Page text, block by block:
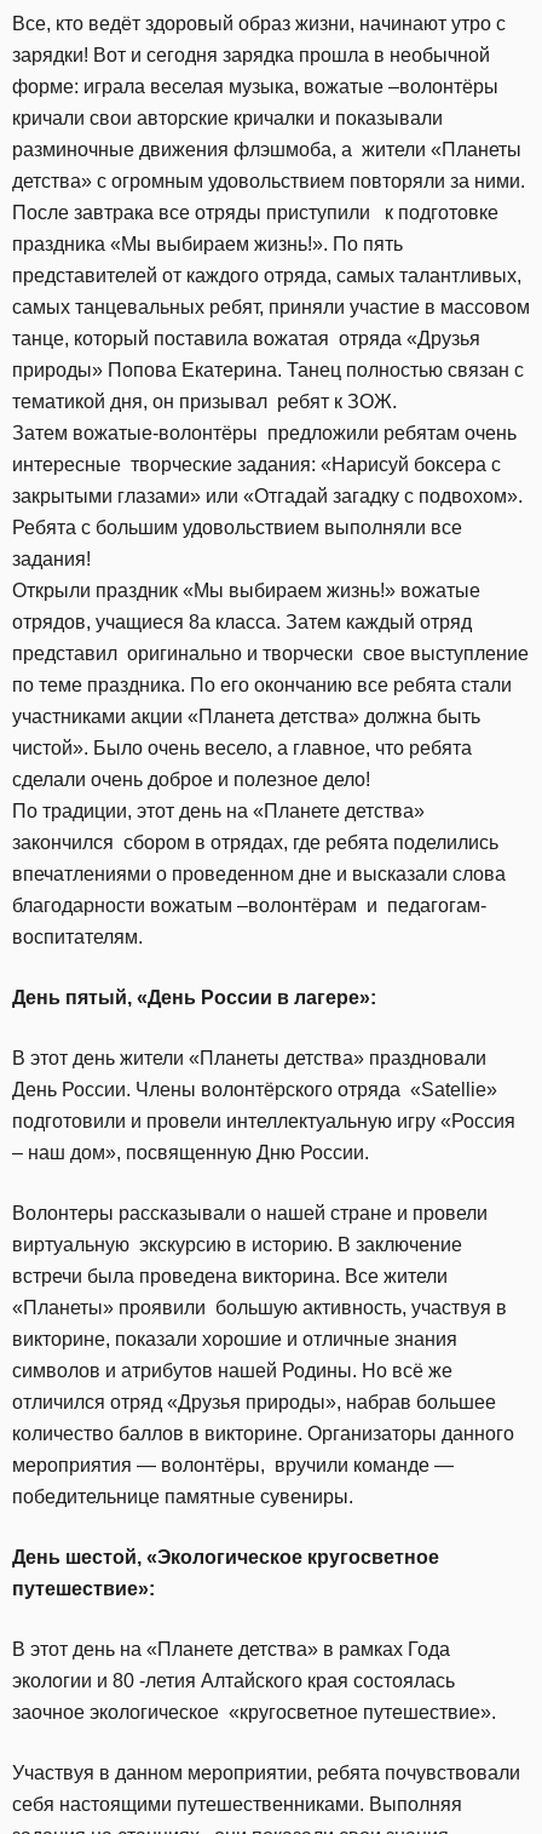
Все, кто ведёт здоровый образ жизни, начинают утро с
зарядки! Вот и сегодня зарядка прошла в необычной
форме: играла веселая музыка, вожатые –волонтёры
кричали свои авторские кричалки и показывали
разминочные движения флэшмоба, а жители «Планеты
детства» с огромным удовольствием повторяли за ними.
После завтрака все отряды приступили к подготовке
праздника «Мы выбираем жизнь!». По пять
представителей от каждого отряда, самых талантливых,
самых танцевальных ребят, приняли участие в массовом
танце, который поставила вожатая отряда «Друзья
природы» Попова Екатерина. Танец полностью связан с
тематикой дня, он призывал ребят к ЗОЖ.
Затем вожатые-волонтёры предложили ребятам очень
интересные творческие задания: «Нарисуй боксера с
закрытыми глазами» или «Отгадай загадку с подвохом».
Ребята с большим удовольствием выполняли все
задания!
Открыли праздник «Мы выбираем жизнь!» вожатые
отрядов, учащиеся 8а класса. Затем каждый отряд
представил оригинально и творчески свое выступление
по теме праздника. По его окончанию все ребята стали
участниками акции «Планета детства» должна быть
чистой». Было очень весело, а главное, что ребята
сделали очень доброе и полезное дело!
По традиции, этот день на «Планете детства»
закончился сбором в отрядах, где ребята поделились
впечатлениями о проведенном дне и высказали слова
благодарности вожатым –волонтёрам и педагогам-
воспитателям.
День пятый, «День России в лагере»:
В этот день жители «Планеты детства» праздновали
День России. Члены волонтёрского отряда «Satellie»
подготовили и провели интеллектуальную игру «Россия
– наш дом», посвященную Дню России.
Волонтеры рассказывали о нашей стране и провели
виртуальную экскурсию в историю. В заключение
встречи была проведена викторина. Все жители
«Планеты» проявили большую активность, участвуя в
викторине, показали хорошие и отличные знания
символов и атрибутов нашей Родины. Но всё же
отличился отряд «Друзья природы», набрав большее
количество баллов в викторине. Организаторы данного
мероприятия — волонтёры, вручили команде —
победительнице памятные сувениры.
День шестой, «Экологическое кругосветное
путешествие»:
В этот день на «Планете детства» в рамках Года
экологии и 80 -летия Алтайского края состоялась
заочное экологическое «кругосветное путешествие».
Участвуя в данном мероприятии, ребята почувствовали
себя настоящими путешественниками. Выполняя